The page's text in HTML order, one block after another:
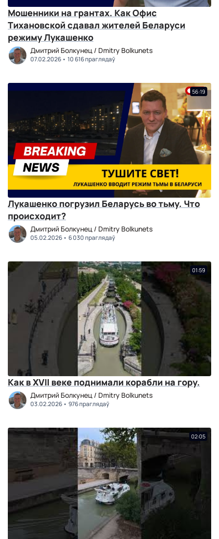
Мошенники на грантах. Как Офис
Тихановской сдавал жителей Беларуси
режиму Лукашенко
Дмитрий Болкунец / Dmitry Bolkunets
07.02.2026 10 616 праглядаў
56:19
Лукашенко погрузил Беларусь во тьму. Что
происходит?
Дмитрий Болкунец / Dmitry Bolkunets
05.02.2026 6 030 праглядаў
01:59
Как в XVII веке поднимали корабли на гору.
Дмитрий Болкунец / Dmitry Bolkunets
03.02.2026 976 праглядаў
02:05